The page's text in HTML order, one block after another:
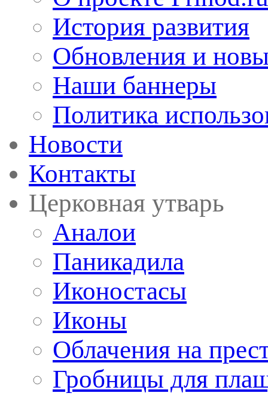
История развития
Обновления и
Наши баннеры
Политика
Новости
Контакты
Церковная утварь
Аналои
Паникадила
Иконостасы
Иконы
Облачения на
Гробницы для